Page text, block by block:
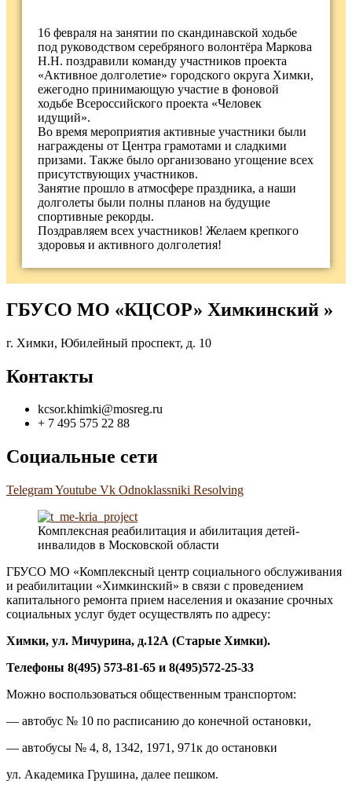
16 февраля на занятии по скандинавской ходьбе
под руководством серебряного волонтёра Маркова
Н.Н. поздравили команду участников проекта
«Активное долголетие» городского округа Химки,
ежегодно принимающую участие в фоновой
ходьбе Всероссийского проекта «Человек
идущий».
Во время мероприятия активные участники были
награждены от Центра грамотами и сладкими
призами. Также было организовано угощение всех
присутствующих участников.
Занятие прошло в атмосфере праздника, а наши
долголеты были полны планов на будущие
спортивные рекорды.
Поздравляем всех участников! Желаем крепкого
здоровья и активного долголетия!
ГБУСО МО «КЦСОР» Химкинский »
г. Химки, Юбилейный проспект, д. 10
Контакты
kcsor.khimki@mosreg.ru
+ 7 495 575 22 88
Социальные сети
TelegramYoutube Vk Odnoklassniki Resolving
Комплексная реабилитация и абилитация детей-
инвалидов в Московской области
ГБУСО МО «Комплексный центр социального обслуживания
и реабилитации «Химкинский» в связи с проведением
капитального ремонта прием населения и оказание срочных
социальных услуг будет осуществлять по адресу:
Химки, ул. Мичурина, д.12А (Старые Химки).
Телефоны 8(495) 573-81-65 и 8(495)572-25-33
Можно воспользоваться общественным транспортом:
— автобус № 10 по расписанию до конечной остановки,
— автобусы № 4, 8, 1342, 1971, 971к до остановки
ул. Академика Грушина, далее пешком.